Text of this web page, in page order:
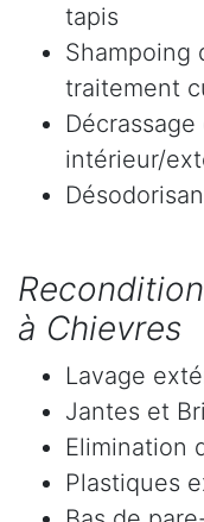
tapis
Shampoing
traitement
intérieur/
à Chievres
Lavage
Jantes et
Elimination
Plastiques